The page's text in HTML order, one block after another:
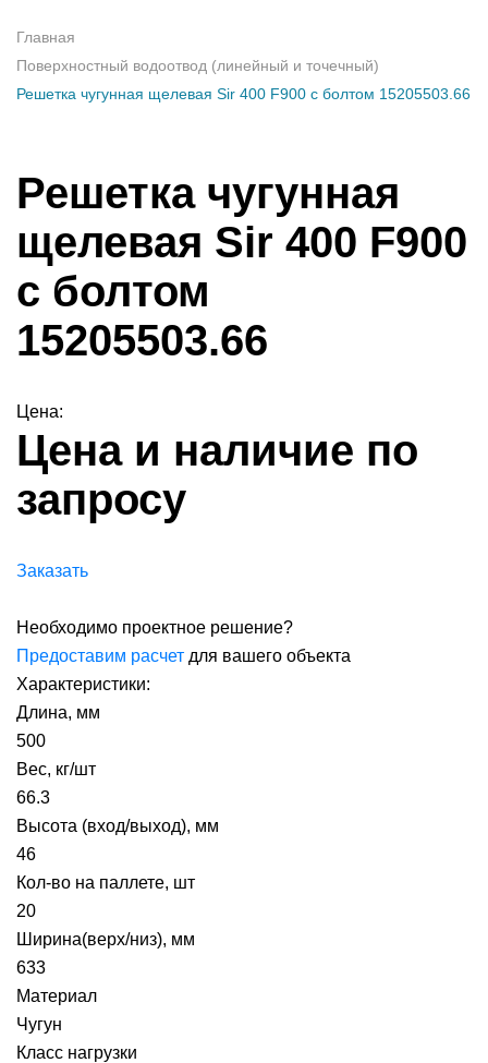
Главная
Поверхностный водоотвод (линейный и точечный)
Решетка чугунная щелевая Sir 400 F900 с болтом 15205503.66
Решетка чугунная
щелевая Sir 400 F900
с болтом
15205503.66
Цена:
Цена и наличие по
запросу
Заказать
Необходимо проектное решение?
Предоставим расчет для вашего объекта
Характеристики:
Длина, мм
500
Вес, кг/шт
66.3
Высота (вход/выход), мм
46
Кол-во на паллете, шт
20
Ширина(верх/низ), мм
633
Материал
Чугун
Класс нагрузки